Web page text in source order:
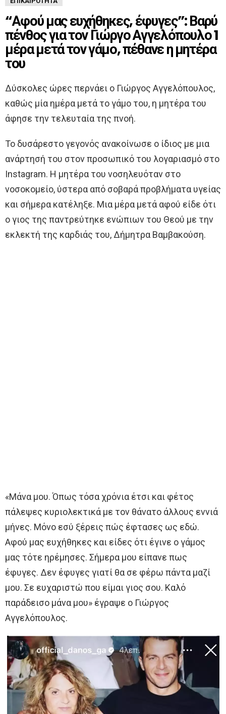
“Αφού μας ευχήθηκες, έφυγες”: Βαρύ
πένθος για τον Γιώργο Αγγελόπουλο 1
μέρα μετά τον γάμο, πέθανε η μητέρα
του
Δύσκολες ώρες περνάει ο Γιώργος Αγγελόπουλος,
καθώς μία ημέρα μετά το γάμο του, η μητέρα του
άφησε την τελευταία της πνοή.
Το δυσάρεστο γεγονός ανακοίνωσε ο ίδιος με μια
ανάρτησή του στον προσωπικό του λογαριασμό στο
Instagram. Η μητέρα του νοσηλευόταν στο
νοσοκομείο, ύστερα από σοβαρά προβλήματα υγείας
και σήμερα κατέληξε. Μια μέρα μετά αφού είδε ότι
ο γιος της παντρεύτηκε ενώπιων του Θεού με την
εκλεκτή της καρδιάς του, Δήμητρα Βαμβακούση.
«Μάνα μου. Όπως τόσα χρόνια έτσι και φέτος
πάλεψες κυριολεκτικά με τον θάνατο άλλους εννιά
μήνες. Μόνο εσύ ξέρεις πώς έφτασες ως εδώ.
Αφού μας ευχήθηκες και είδες ότι έγινε ο γάμος
μας τότε ηρέμησες. Σήμερα μου είπανε πως
έφυγες. Δεν έφυγες γιατί θα σε φέρω πάντα μαζί
μου. Σε ευχαριστώ που είμαι γιος σου. Καλό
παράδεισο μάνα μου» έγραψε ο Γιώργος
Αγγελόπουλος.